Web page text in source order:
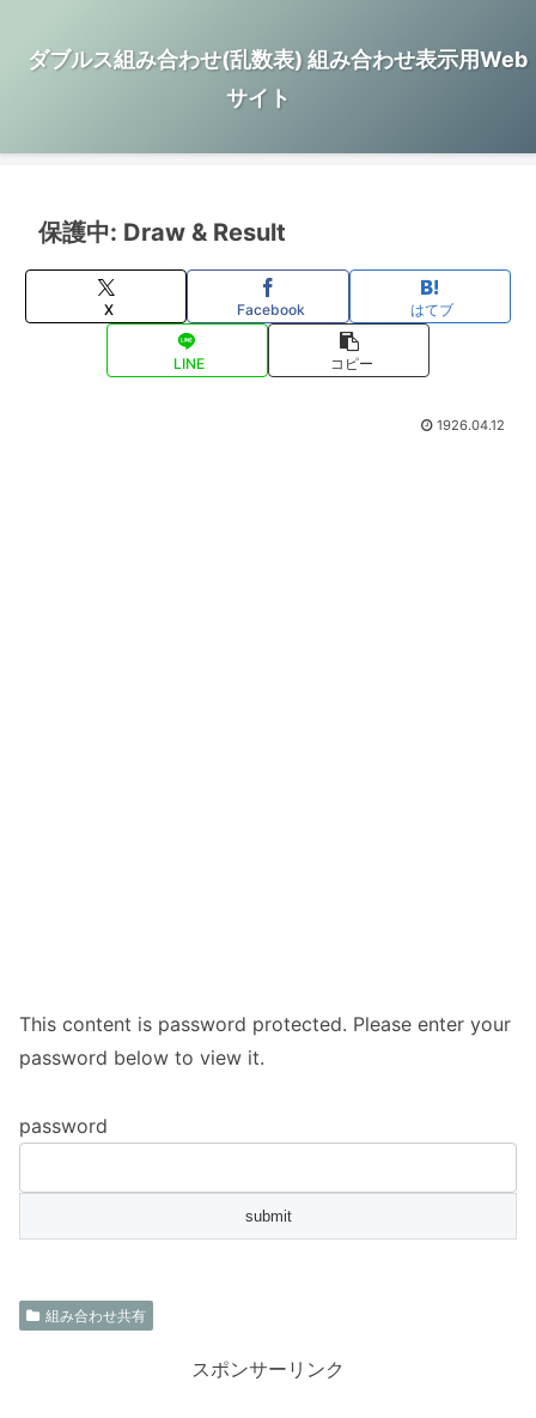
ダブルス組み合わせ(乱数表) 組み合わせ表示用Web
サイト
保護中: Draw & Result
X Facebook はてブ
LINE コピー
1926.04.12
This content is password protected. Please enter your
password below to view it.
password
組み合わせ共有
スポンサーリンク